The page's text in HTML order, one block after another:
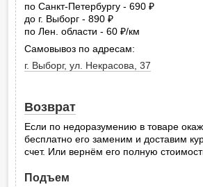
по Санкт-Петербургу - 690
до г. Выборг - 890
по Лен. области - 60
руб.
/км
Самовывоз по адресам:
г. Выборг, ул. Некрасова, 37
Возврат
Если по недоразумению в товаре
бесплатно его заменим и доставим
счет. Или вернём его полную
Подъем